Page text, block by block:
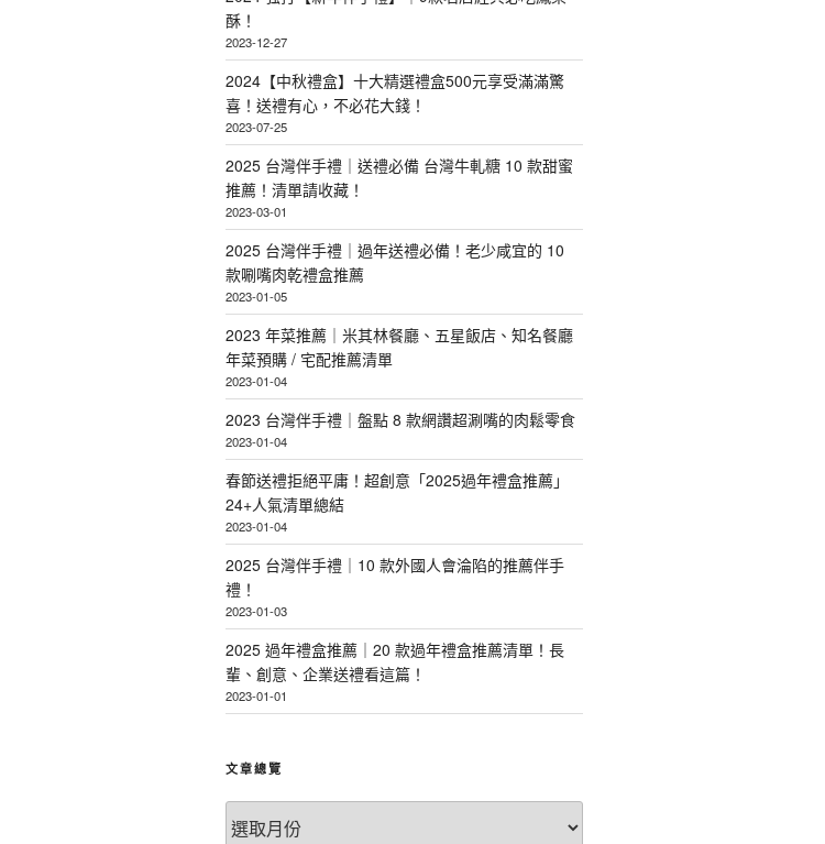
酥！
2023-12-27
2024【中秋禮盒】十大精選禮盒500元享受滿滿驚
喜！送禮有心，不必花大錢！
2023-07-25
2025 台灣伴手禮｜送禮必備 台灣牛軋糖 10 款甜蜜
推薦！清單請收藏！
2023-03-01
2025 台灣伴手禮｜過年送禮必備！老少咸宜的 10
款唰嘴肉乾禮盒推薦
2023-01-05
2023 年菜推薦｜米其林餐廳、五星飯店、知名餐廳
年菜預購 / 宅配推薦清單
2023-01-04
2023 台灣伴手禮｜盤點 8 款網讚超涮嘴的肉鬆零食
2023-01-04
春節送禮拒絕平庸！超創意「2025過年禮盒推薦」
24+人氣清單總結
2023-01-04
2025 台灣伴手禮｜10 款外國人會淪陷的推薦伴手
禮！
2023-01-03
2025 過年禮盒推薦｜20 款過年禮盒推薦清單！長
輩、創意、企業送禮看這篇！
2023-01-01
文章總覽
章